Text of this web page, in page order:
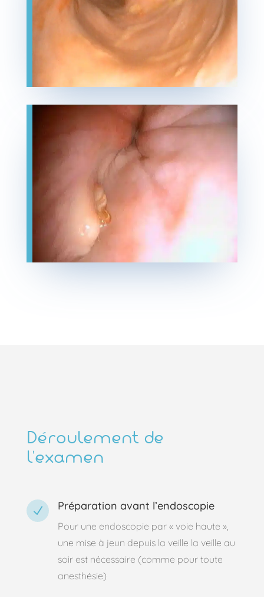
Déroulement de
l’examen
N Préparation avant l’endoscopie
Pour une endoscopie par « voie haute »,
une mise à jeun depuis la veille la veille au
soir est nécessaire (comme pour toute
anesthésie)